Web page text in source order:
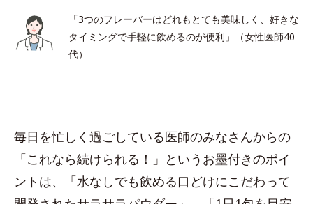
「3つのフレーバーはどれもとても美味しく、好きな
タイミングで手軽に飲めるのが便利」（女性医師40
代）
毎日を忙しく過ごしている医師のみなさんからの
「これなら続けられる！」というお墨付きのポイ
ントは、「水なしでも飲める口どけにこだわって